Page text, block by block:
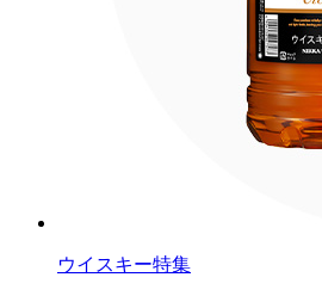
ウイスキー特集